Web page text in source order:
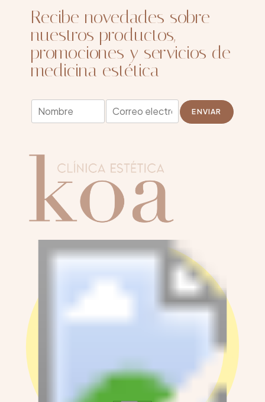
Recibe novedades sobre
nuestros productos,
promociones y servicios de
medicina estética
N
r
*
o
r
b
E
m
ENVIAR